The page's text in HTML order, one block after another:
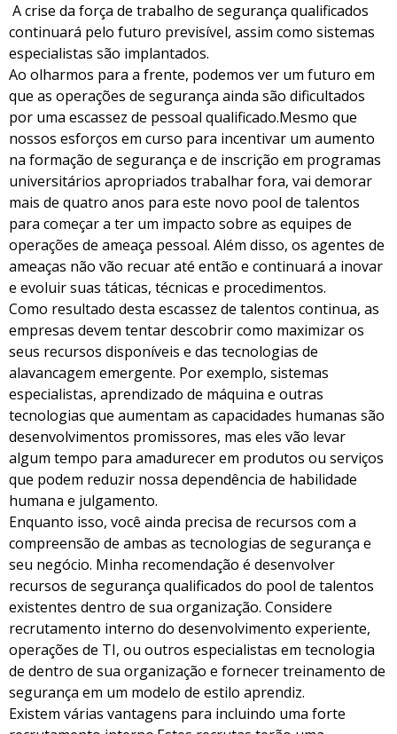
A crise da força de trabalho de segurança qualificados
continuará pelo futuro previsível, assim como sistemas
especialistas são implantados.
Ao olharmos para a frente, podemos ver um futuro em
que as operações de segurança ainda são dificultados
por uma escassez de pessoal qualificado.Mesmo que
nossos esforços em curso para incentivar um aumento
na formação de segurança e de inscrição em programas
universitários apropriados trabalhar fora, vai demorar
mais de quatro anos para este novo pool de talentos
para começar a ter um impacto sobre as equipes de
operações de ameaça pessoal. Além disso, os agentes de
ameaças não vão recuar até então e continuará a inovar
e evoluir suas táticas, técnicas e procedimentos.
Como resultado desta escassez de talentos continua, as
empresas devem tentar descobrir como maximizar os
seus recursos disponíveis e das tecnologias de
alavancagem emergente. Por exemplo, sistemas
especialistas, aprendizado de máquina e outras
tecnologias que aumentam as capacidades humanas são
desenvolvimentos promissores, mas eles vão levar
algum tempo para amadurecer em produtos ou serviços
que podem reduzir nossa dependência de habilidade
humana e julgamento.
Enquanto isso, você ainda precisa de recursos com a
compreensão de ambas as tecnologias de segurança e
seu negócio. Minha recomendação é desenvolver
recursos de segurança qualificados do pool de talentos
existentes dentro de sua organização. Considere
recrutamento interno do desenvolvimento experiente,
operações de TI, ou outros especialistas em tecnologia
de dentro de sua organização e fornecer treinamento de
segurança em um modelo de estilo aprendiz.
Existem várias vantagens para incluindo uma forte